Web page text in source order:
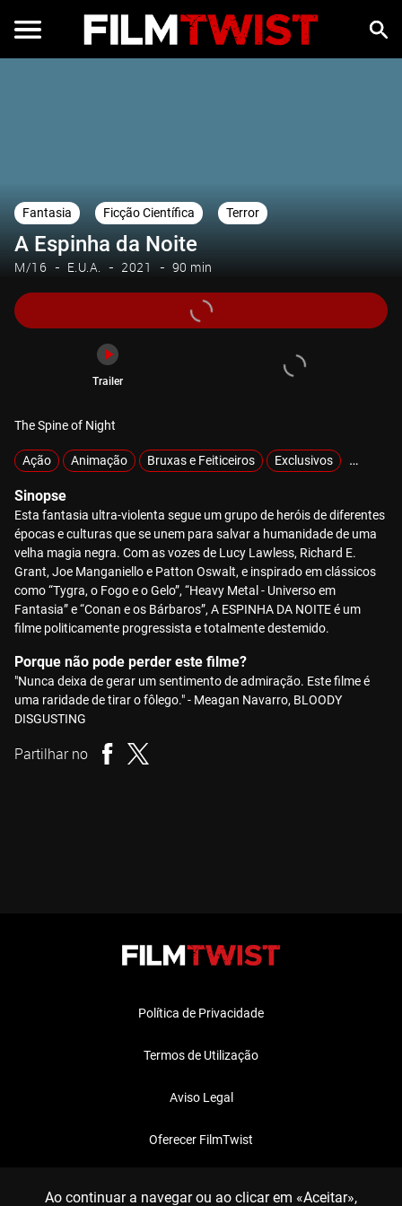
Fantasia Ficção Científica Terror
A Espinha da Noite
M/16 E.U.A. 2021 90 min
Trailer
The Spine of Night
Ação Animação Bruxas e Feiticeiros Exclusivos Gore
Sinopse
Esta fantasia ultra-violenta segue um grupo de heróis de diferentes
épocas e culturas que se unem para salvar a humanidade de uma
velha magia negra. Com as vozes de Lucy Lawless, Richard E.
Grant, Joe Manganiello e Patton Oswalt, e inspirado em clássicos
como “Tygra, o Fogo e o Gelo”, “Heavy Metal - Universo em
Fantasia” e “Conan e os Bárbaros”, A ESPINHA DA NOITE é um
filme politicamente progressista e totalmente destemido.
Porque não pode perder este filme?
"Nunca deixa de gerar um sentimento de admiração. Este filme é
uma raridade de tirar o fôlego." - Meagan Navarro, BLOODY
DISGUSTING
Partilhar no
Política de Privacidade
Termos de Utilização
Aviso Legal
Oferecer FilmTwist
Ao continuar a navegar ou ao clicar em «Aceitar»,